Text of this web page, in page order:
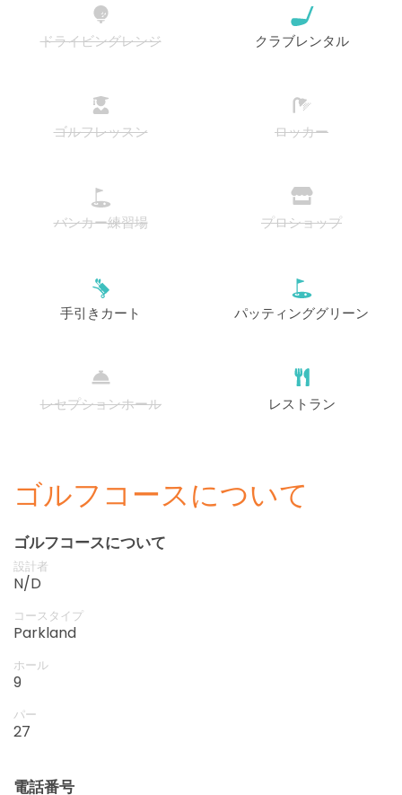
ドライビングレンジ クラブレンタル
ゴルフレッスン ロッカー
バンカー練習場 プロショップ
手引きカート パッティンググリーン
レセプションホール レストラン
ゴルフコースについて
ゴルフコースについて
設計者
N/D
コースタイプ
Parkland
ホール
9
パー
27
電話番号